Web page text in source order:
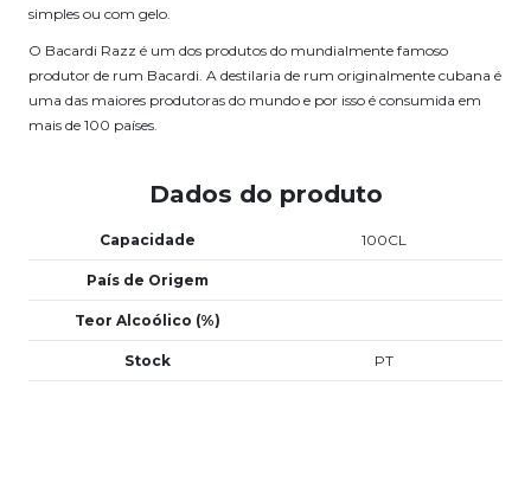
simples ou com gelo.
O Bacardi Razz é um dos produtos do mundialmente famoso
produtor de rum Bacardi. A destilaria de rum originalmente cubana é
uma das maiores produtoras do mundo e por isso é consumida em
mais de 100 países.
Dados do produto
Capacidade 100CL
País de Origem
Teor Alcoólico (%)
Stock PT